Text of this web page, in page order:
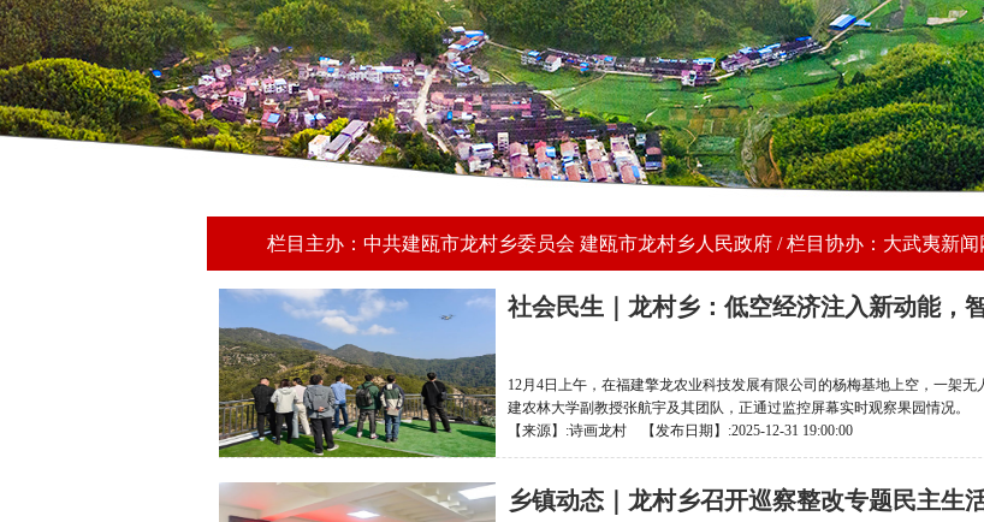
栏目主办：中共建瓯市龙村乡委员会 建瓯市龙村乡人民政府 / 栏目协办：大武夷新闻
社会民生｜龙村乡：低空经济注入新动能，
12月4日上午，在福建擎龙农业科技发展有限公司的杨梅基地上空，一架
建农林大学副教授张航宇及其团队，正通过监控屏幕实时观察果园情况。
【来源】:诗画龙村 【发布日期】:2025-12-31 19:00:00
乡镇动态｜龙村乡召开巡察整改专题民主生